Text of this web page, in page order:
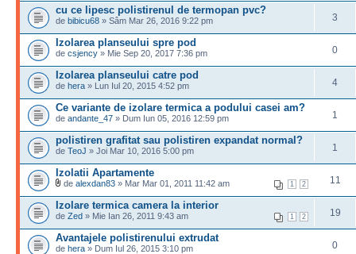
cu ce lipesc polistirenul de termopan pvc?
de bibicu68 » Sâm Mar 26, 2016 9:22 pm 3
Izolarea planseului spre pod
de csjency » Mie Sep 20, 2017 7:36 pm 0
Izolarea planseului catre pod
de hera » Lun Iul 20, 2015 4:52 pm 4
Ce variante de izolare termica a podului casei am?
de andante_47 » Dum Iun 05, 2016 12:59 pm 1
polistiren grafitat sau polistiren expandat normal?
de TeoJ » Joi Mar 10, 2016 5:00 pm 1
Izolatii Apartamente
1 2
de alexdan83 » Mar Mar 01, 2011 11:42 am 11
Izolare termica camera la interior
1 2
de Zed » Mie Ian 26, 2011 9:43 am 19
Avantajele polistirenului extrudat
de hera » Dum Iul 26, 2015 3:10 pm 0